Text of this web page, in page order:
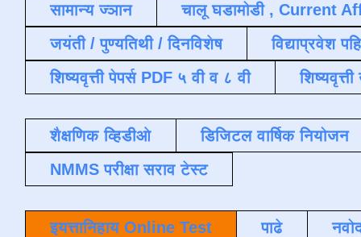
सामान्य ज्ञान
चालू घडामोडी , Current
जयंती / पुण्यतिथी / दिनविशेष
विद्याप्रवेश
शिष्यवृत्ती पेपर्स PDF ५ वी व ८ वी
शैक्षणिक व्हिडीओ
डिजिटल वार्षिक नियोजन
NMMS परीक्षा सराव टेस्ट
इयत्तानिहाय Online Test पाढे